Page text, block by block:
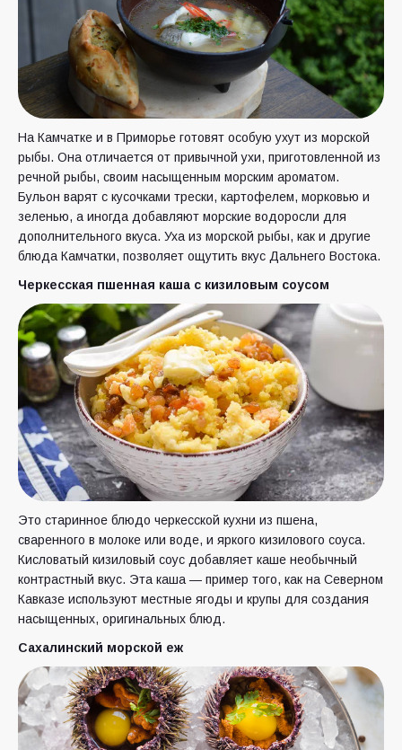
На Камчатке и в Приморье готовят особую ухут из морской
рыбы. Она отличается от привычной ухи, приготовленной из
речной рыбы, своим насыщенным морским ароматом.
Бульон варят с кусочками трески, картофелем, морковью и
зеленью, а иногда добавляют морские водоросли для
дополнительного вкуса. Уха из морской рыбы, как и другие
блюда Камчатки, позволяет ощутить вкус Дальнего Востока.
Черкесская пшенная каша с кизиловым соусом
Это старинное блюдо черкесской кухни из пшена,
сваренного в молоке или воде, и яркого кизилового соуса.
Кисловатый кизиловый соус добавляет каше необычный
контрастный вкус. Эта каша — пример того, как на Северном
Кавказе используют местные ягоды и крупы для создания
насыщенных, оригинальных блюд.
Сахалинский морской еж